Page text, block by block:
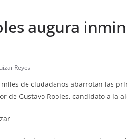
augura
Reyes
de ciudadanos abarrotan las
de Gustavo Robles, candidato a la